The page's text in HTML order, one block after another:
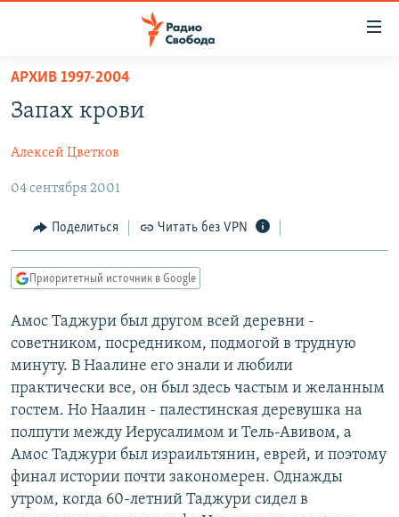
упрощенного
доступа
содержанию
Вернутся
главной
навигации
поиску
ПОДКАСТЫ
АВТОРСКИЕ ПРОЕКТЫ
ЦИТАТЫ СВОБОДЫ
МНЕНИЯ
КУЛЬТУРА
IDEL.РЕАЛИИ
КАВКАЗ.РЕАЛИИ
СЕВЕР.РЕАЛИИ
СИБИРЬ.РЕАЛИИ
РАСПИСАНИЕ ВЕЩАНИЯ
ПОДПИШИТЕСЬ НА РАССЫЛКУ
СОЦИАЛЬНЫЕ СЕТИ
АРХИВ 1997-2004
Запах крови
Алексей Цветков
04 сентября 2001
Поделиться Читать без VPN
Приоритетный источник в Google
Амос Таджури был другом всей деревни -
советником, посредником, подмогой в трудную
минуту. В Наалине его знали и любили
практически все, он был здесь частым и желанным
гостем. Но Наалин - палестинская деревушка на
полпути между Иерусалимом и Тель-Авивом, а
Амос Таджури был израильтянин, еврей, и поэтому
финал истории почти закономерен. Однажды
утром, когда 60-летний Таджури сидел в